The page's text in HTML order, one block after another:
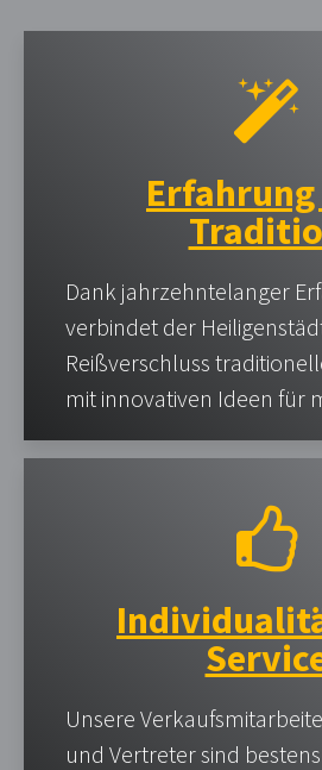
Erfahrung
Dank jahrzehntelanger
verbindet der
Reißverschluss
mit innovativen Ideen für
Unsere
und Vertreter sind